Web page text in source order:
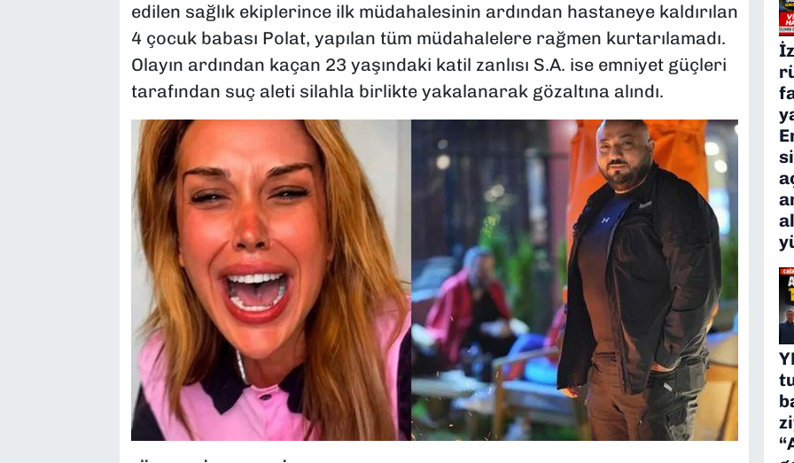
edilen sağlık ekiplerince ilk müdahalesinin ardından hastaneye kaldırılan
4 çocuk babası Polat, yapılan tüm müdahalelere rağmen kurtarılamadı.
Olayın ardından kaçan 23 yaşındaki katil zanlısı S.A. ise emniyet güçleri
tarafından suç aleti silahla birlikte yakalanarak gözaltına alındı.